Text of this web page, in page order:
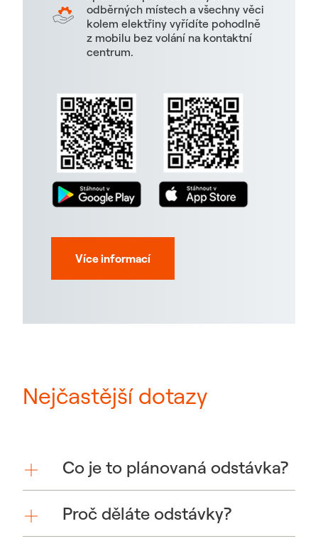
odběrných místech a všechny věci
kolem elektřiny vyřídíte pohodlně
z mobilu bez volání na kontaktní
centrum.
Více informací
Nejčastější dotazy
Co je to plánovaná odstávka?
Proč děláte odstávky?